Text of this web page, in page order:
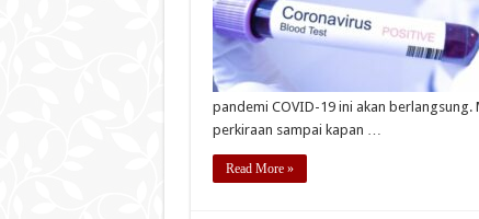
pandemi COVID-19 ini akan
perkiraan sampai kapan …
Read More »